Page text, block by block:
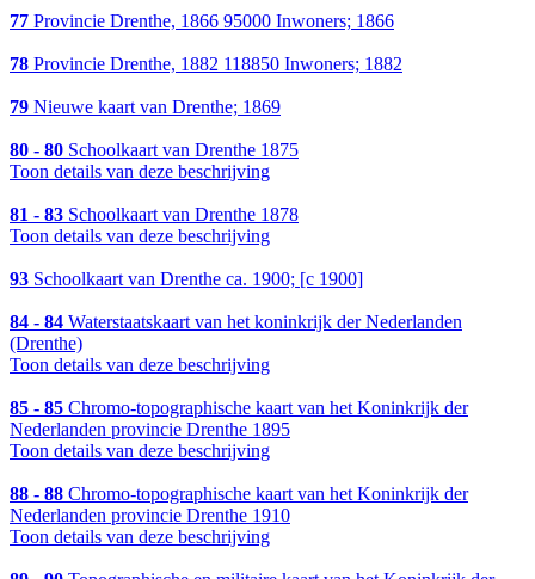
77 Provincie Drenthe, 1866 95000 Inwoners; 1866
78 Provincie Drenthe, 1882 118850 Inwoners; 1882
79 Nieuwe kaart van Drenthe; 1869
80 - 80 Schoolkaart van Drenthe 1875
Toon details van deze beschrijving
81 - 83 Schoolkaart van Drenthe 1878
Toon details van deze beschrijving
93 Schoolkaart van Drenthe ca. 1900; [c 1900]
84 - 84 Waterstaatskaart van het koninkrijk der Nederlanden
(Drenthe)
Toon details van deze beschrijving
85 - 85 Chromo-topographische kaart van het Koninkrijk der
Nederlanden provincie Drenthe 1895
Toon details van deze beschrijving
88 - 88 Chromo-topographische kaart van het Koninkrijk der
Nederlanden provincie Drenthe 1910
Toon details van deze beschrijving